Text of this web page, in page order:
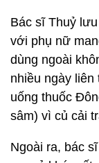
Bác sĩ Thuỷ
với phụ nữ
dùng ngoài
nhiều ngày
uống thuốc
sâm) vì củ cải
Ngoài ra, bác